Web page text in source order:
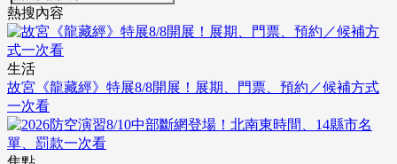
熱搜內容
生活
故宮《龍藏經》特展8/8開展！展期、門票、預約／候補方式
一次看